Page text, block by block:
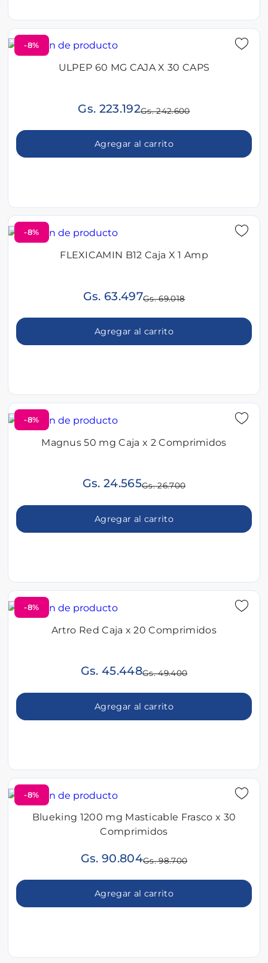
-8%
ULPEP 60 MG CAJA X 30 CAPS
Gs. 223.192Gs. 242.600
Agregar al carrito
-8%
FLEXICAMIN B12 Caja X 1 Amp
Gs. 63.497Gs. 69.018
Agregar al carrito
-8%
Magnus 50 mg Caja x 2 Comprimidos
Gs. 24.565Gs. 26.700
Agregar al carrito
-8%
Artro Red Caja x 20 Comprimidos
Gs. 45.448Gs. 49.400
Agregar al carrito
-8%
Blueking 1200 mg Masticable Frasco x 30
Comprimidos
Gs. 90.804Gs. 98.700
Agregar al carrito